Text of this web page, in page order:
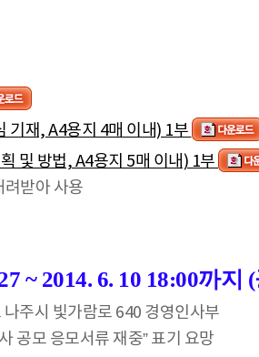
기재, A4용지 4매 이내) 1부
및 방법, A4용지 5매 이내) 1부
받아 사용
~ 2014. 6. 10 18:00까지
주시 빛가람로 640 경영인사부
공모 응모서류 재중” 표기 요망